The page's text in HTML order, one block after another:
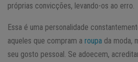
próprias convicções, levando-os ao erro.
Essa é uma personalidade
aqueles que compram a roupa da moda,
seu gosto pessoal. Se adoecem,